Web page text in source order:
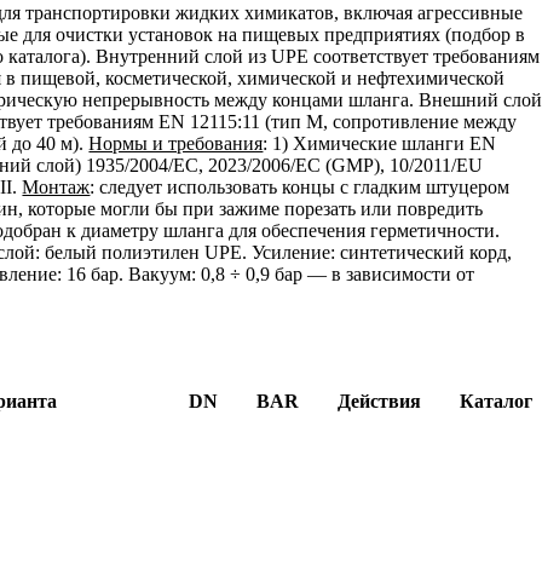
транспортировки жидких химикатов, включая агрессивные
для очистки установок на пищевых предприятиях (подбор в
Внутренний слой из UPE соответствует требованиям
пищевой, косметической, химической и нефтехимической
непрерывность между концами шланга. Внешний слой
требованиям EN 12115:11 (тип M, сопротивление между
до 40 м).Нормы и требования: 1) Химические шланги EN
слой) 1935/2004/EC, 2023/2006/EC (GMP), 10/2011/EU
Монтаж: следует использовать концы с гладким штуцером
которые могли бы при зажиме порезать или повредить
к диаметру шланга для обеспечения герметичности.
белый полиэтилен UPE. Усиление: синтетический корд,
16 бар. Вакуум: 0,8 ÷ 0,9 бар — в зависимости от
DN BAR Действия Каталог